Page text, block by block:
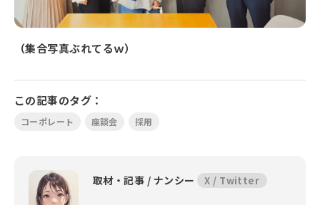
（集合写真ぶれてるｗ）
この記事のタグ：
コーポレート 座談会 採用
取材・記事 / ナンシー X / Twitter